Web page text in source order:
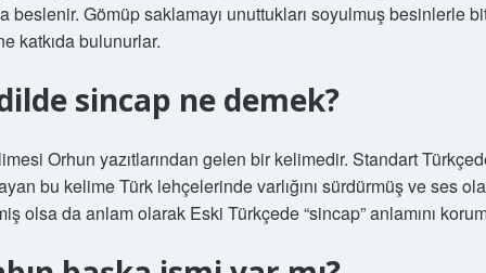
beslenir. Gömüp saklamayı unuttukları soyulmuş besinlerle
katkıda bulunurlar.
sincap ne demek?
Orhun yazıtlarından gelen bir kelimedir. Standart
bu kelime Türk lehçelerinde varlığını sürdürmüş ve ses
olsa da anlam olarak Eski Türkçede “sincap” anlamını